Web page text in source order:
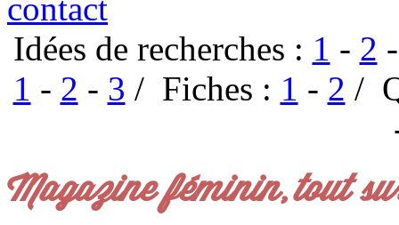
contact
Idées de recherches : 1 - 2
1 - 2 - 3 / Fiches : 1 - 2 /
Magazine féminin, tout